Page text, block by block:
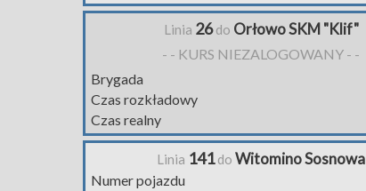
Linia 26do Orłowo SKM "Klif"
- - KURS NIEZALOGOWANY - -
Brygada
Czas rozkładowy
Czas realny
Linia 141do Witomino Sosnowa
Numer pojazdu